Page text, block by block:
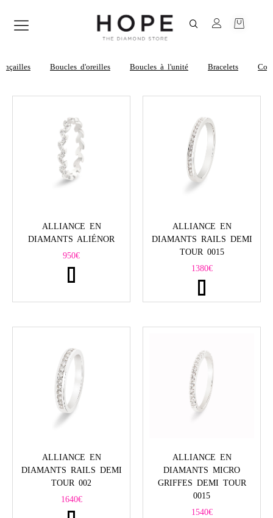
Boucles d'oreilles Boucles à l'unité Bracelets
ALLIANCE EN
DIAMANTS ALIÉNOR
950€
ALLIANCE EN
DIAMANTS RAILS DEMI
TOUR 0015
1380€
ALLIANCE EN
DIAMANTS RAILS DEMI
TOUR 002
1640€
ALLIANCE EN
DIAMANTS MICRO
GRIFFES DEMI TOUR
0015
1540€